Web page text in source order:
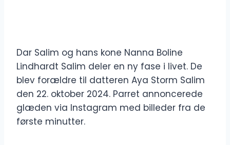
Dar Salim og hans kone Nanna Boline
Lindhardt Salim deler en ny fase i livet. De
blev forældre til datteren Aya Storm Salim
den 22. oktober 2024. Parret annoncerede
glæden via Instagram med billeder fra de
første minutter.